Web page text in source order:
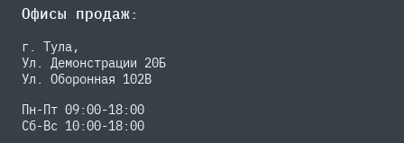
Офисы продаж:
г. Тула,
Ул. Демонстрации 20Б
Ул. Оборонная 102В
Пн-Пт 09:00-18:00
Сб-Вс 10:00-18:00